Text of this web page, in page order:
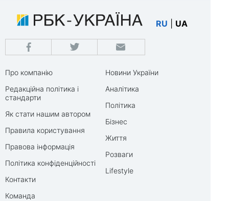
RU UA
Про компанію
Редакційна політика і
стандарти
Як стати нашим автором
Правила користування
Правова інформація
Політика конфіденційності
Контакти
Команда
Новини України
Аналітика
Політика
Бізнес
Життя
Розваги
Lifestyle